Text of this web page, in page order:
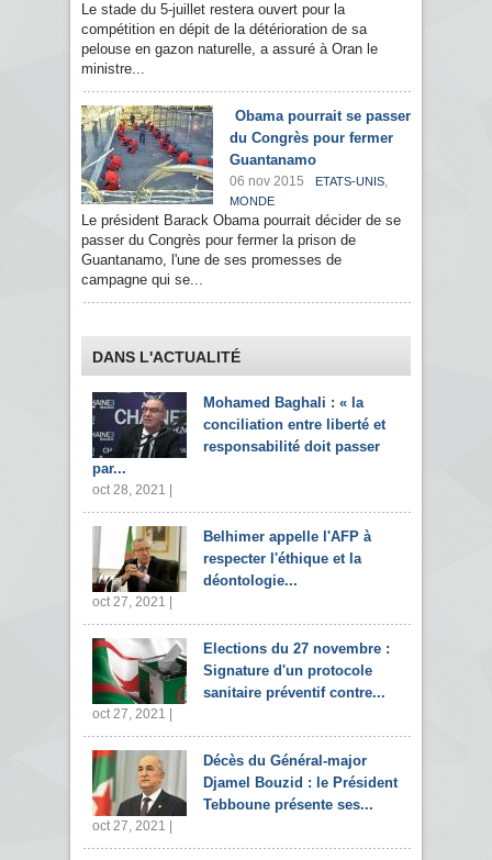
Le stade du 5-juillet restera ouvert pour la
compétition en dépit de la détérioration de sa
pelouse en gazon naturelle, a assuré à Oran le
ministre...
Obama pourrait se passer
du Congrès pour fermer
Guantanamo
06 nov 2015 ETATS-UNIS,
MONDE
Le président Barack Obama pourrait décider de se
passer du Congrès pour fermer la prison de
Guantanamo, l'une de ses promesses de
campagne qui se...
DANS L'ACTUALITÉ
Mohamed Baghali : « la
conciliation entre liberté et
responsabilité doit passer
par...
oct 28, 2021 |
Belhimer appelle l'AFP à
respecter l'éthique et la
déontologie...
oct 27, 2021 |
Elections du 27 novembre :
Signature d'un protocole
sanitaire préventif contre...
oct 27, 2021 |
Décès du Général-major
Djamel Bouzid : le Président
Tebboune présente ses...
oct 27, 2021 |